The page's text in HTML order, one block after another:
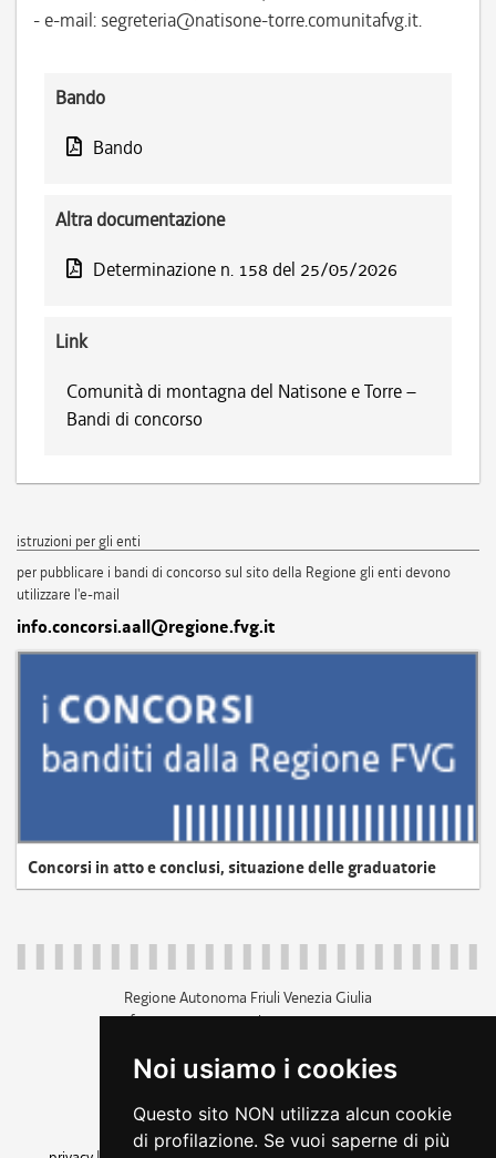
Noi usiamo i cookies
Questo sito NON utilizza alcun cookie
di profilazione. Se vuoi saperne di più
- e-mail: segreteria@natisone-torre.comunitafvg.it.
Bando
Bando
Altra documentazione
Determinazione n. 158 del 25/05/2026
Link
Comunità di montagna del Natisone e Torre –
Bandi di concorso
istruzioni per gli enti
per pubblicare i bandi di concorso sul sito della Regione gli enti devono
utilizzare l'e-mail
info.concorsi.aall@regione.fvg.it
Concorsi in atto e conclusi, situazione delle graduatorie
Regione Autonoma Friuli Venezia Giulia
c.f. 80014930327; p.iva 00526040324
+39 040 3771111
amministrazione trasparente